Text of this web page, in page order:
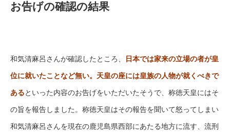
お告げの確認の結果
和気清麻呂さんが確認したところ、 日本では家来の立場の者が皇
位に就いたことなど無い。天皇の座には皇族の人物が就くべきで
あるといった内容のお告げをいただいたそうで、称徳天皇にはそ
の旨を報告しました。称徳天皇はその報告を聞いて怒ってしまい
和気清麻呂さんを現在の鹿児島県西部にあたる地方に流す、流刑